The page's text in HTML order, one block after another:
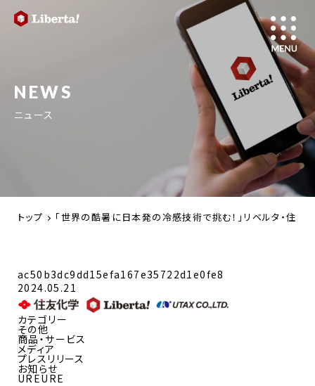
NEWS
ニュース
トップ 「世界の酷暑に日本発の冷感技術で挑む！」リベルタ・住
ac50b3dc9dd15efa167e35722d1e0fe8
2024.05.21
カテゴリー
その他
商品・サービス
メディア
プレスリリース
お知らせ
UREURE